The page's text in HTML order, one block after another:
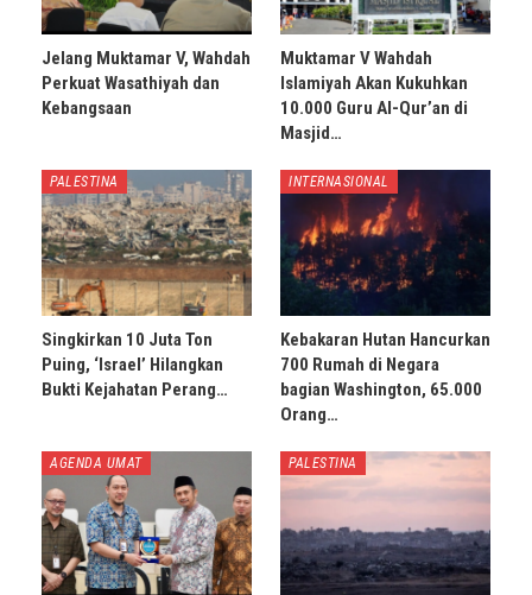
Jelang Muktamar V, Wahdah
Perkuat Wasathiyah dan
Kebangsaan
Muktamar V Wahdah
Islamiyah Akan Kukuhkan
10.000 Guru Al-Qur’an di
Masjid…
PALESTINA
Singkirkan 10 Juta Ton
Puing, ‘Israel’ Hilangkan
Bukti Kejahatan Perang…
INTERNASIONAL
Kebakaran Hutan Hancurkan
700 Rumah di Negara
bagian Washington, 65.000
Orang…
AGENDA UMAT PALESTINA